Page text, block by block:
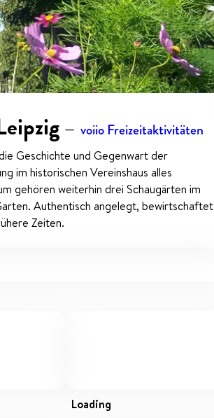
— voiio Freizeitaktivitäten
Geschichte und Gegenwart der
im historischen Vereinshaus alles
gehören weiterhin drei Schaugärten im
Authentisch angelegt, bewirtschaftet
Zeiten.
loading